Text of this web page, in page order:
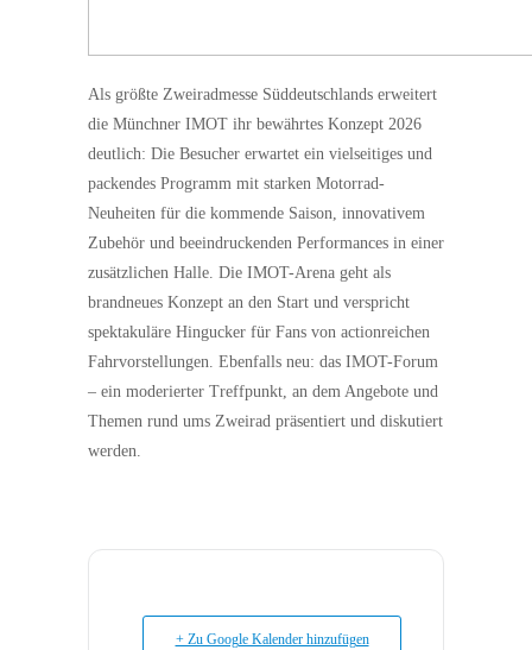
Als größte Zweiradmesse Süddeutschlands erweitert
die Münchner IMOT ihr bewährtes Konzept 2026
deutlich: Die Besucher erwartet ein vielseitiges und
packendes Programm mit starken Motorrad-
Neuheiten für die kommende Saison, innovativem
Zubehör und beeindruckenden Performances in einer
zusätzlichen Halle. Die IMOT-Arena geht als
brandneues Konzept an den Start und verspricht
spektakuläre Hingucker für Fans von actionreichen
Fahrvorstellungen. Ebenfalls neu: das IMOT-Forum
– ein moderierter Treffpunkt, an dem Angebote und
Themen rund ums Zweirad präsentiert und diskutiert
werden.
+ Zu Google Kalender hinzufügen